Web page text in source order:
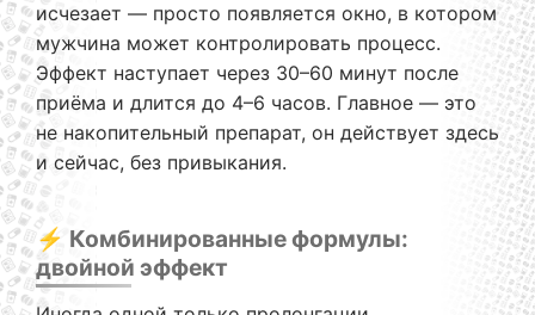
исчезает — просто появляется окно, в котором
мужчина может контролировать процесс.
Эффект наступает через 30–60 минут после
приёма и длится до 4–6 часов. Главное — это
не накопительный препарат, он действует здесь
и сейчас, без привыкания.
⚡ Комбинированные формулы:
двойной эффект